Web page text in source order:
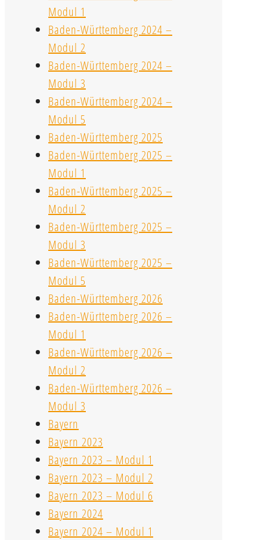
Modul 1
Baden-Württemberg 2024 –
Modul 2
Baden-Württemberg 2024 –
Modul 3
Baden-Württemberg 2024 –
Modul 5
Baden-Württemberg 2025
Baden-Württemberg 2025 –
Modul 1
Baden-Württemberg 2025 –
Modul 2
Baden-Württemberg 2025 –
Modul 3
Baden-Württemberg 2025 –
Modul 5
Baden-Württemberg 2026
Baden-Württemberg 2026 –
Modul 1
Baden-Württemberg 2026 –
Modul 2
Baden-Württemberg 2026 –
Modul 3
Bayern
Bayern 2023
Bayern 2023 – Modul 1
Bayern 2023 – Modul 2
Bayern 2023 – Modul 6
Bayern 2024
Bayern 2024 – Modul 1